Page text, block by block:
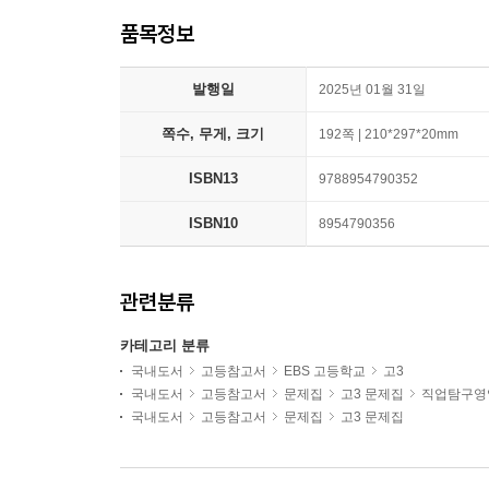
품목정보
발행일 2025년 01월 31일
쪽수, 무게, 크기 192쪽 | 210*297*20mm
ISBN13 9788954790352
ISBN10 8954790356
관련분류
카테고리 분류
국내도서 고등참고서 EBS 고등학교
고3
국내도서
고등참고서 문제집 고3 문제집
직업탐구
국내도서
고등참고서 문제집 고3 문제집